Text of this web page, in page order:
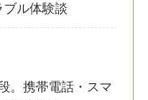
ブル体験談
。携帯電話・スマ